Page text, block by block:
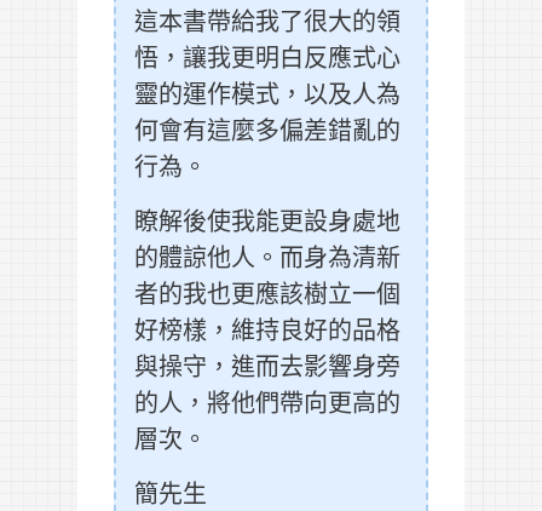
這本書帶給我了很大的領
悟，讓我更明白反應式心
靈的運作模式，以及人為
何會有這麼多偏差錯亂的
行為。
瞭解後使我能更設身處地
的體諒他人。而身為清新
者的我也更應該樹立一個
好榜樣，維持良好的品格
與操守，進而去影響身旁
的人，將他們帶向更高的
層次。
簡先生